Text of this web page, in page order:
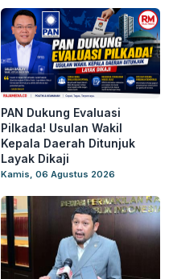
PAN Dukung Evaluasi
Pilkada! Usulan Wakil
Kepala Daerah Ditunjuk
Layak Dikaji
Kamis, 06 Agustus 2026